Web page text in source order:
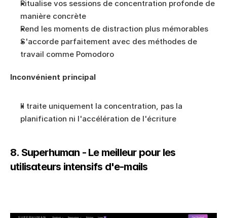
Ritualise vos sessions de concentration profonde de
manière concrète
Rend les moments de distraction plus mémorables
S'accorde parfaitement avec des méthodes de
travail comme Pomodoro
Inconvénient principal
Il traite uniquement la concentration, pas la
planification ni l'accélération de l'écriture
8. Superhuman - Le meilleur pour les
utilisateurs intensifs d'e-mails